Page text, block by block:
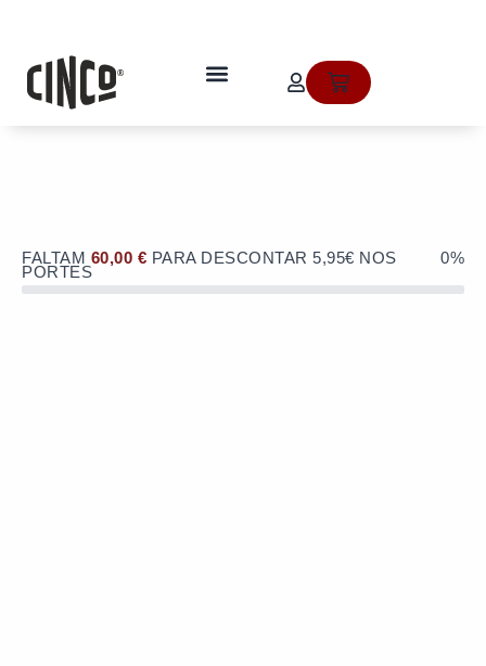
de 5,95€ numa compra superior a
60€!
Cart
FALTAM 60,00 € PARA DESCONTAR 5,95€ NOS
PORTES
0%